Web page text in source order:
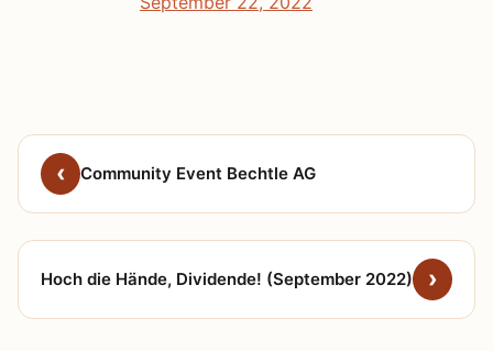
Community Event Bechtle AG
Hoch die Hände, Dividende! (September 2022)